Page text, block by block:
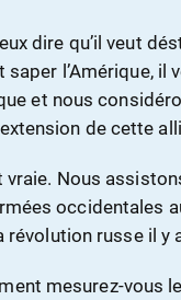
dire qu’il veut
l’Amérique, il
et nous
de cette
vraie. Nous
occidentales
révolution russe il y
mesurez-vous